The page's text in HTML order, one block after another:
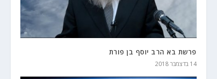
פרשת בא הרב יוסף בן פורת
14 בדצמבר 2018